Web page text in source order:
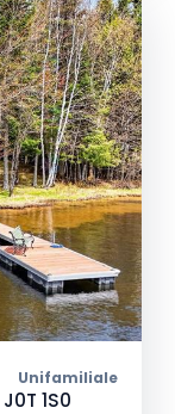
Unifamiliale
J0T 1S0